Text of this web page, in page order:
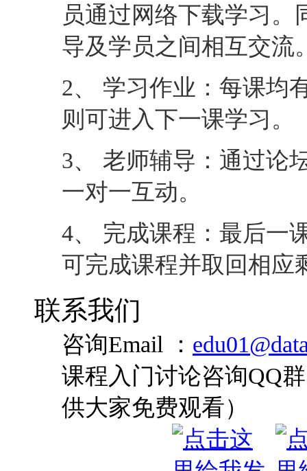
员通过网络下载学习
导及学员之间相互交流
2、 学习作业：每课均
则可进入下一课学习。
3、 老师辅导：通过论
一对一互动。
4、 完成课程：最后一
可完成课程并取回相应
联系我们
咨询Email ：
课程入门讨论咨询QQ
供大家免费观看）